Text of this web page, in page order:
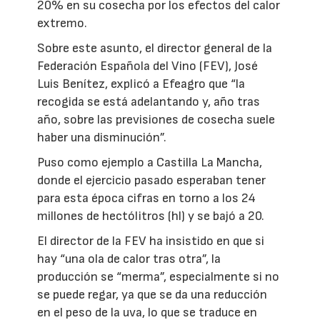
20% en su cosecha por los efectos del calor
extremo.
Sobre este asunto, el director general de la
Federación Española del Vino (FEV), José
Luis Benítez, explicó a Efeagro que “la
recogida se está adelantando y, año tras
año, sobre las previsiones de cosecha suele
haber una disminución”.
Puso como ejemplo a Castilla La Mancha,
donde el ejercicio pasado esperaban tener
para esta época cifras en torno a los 24
millones de hectólitros (hl) y se bajó a 20.
El director de la FEV ha insistido en que si
hay “una ola de calor tras otra”, la
producción se “merma”, especialmente si no
se puede regar, ya que se da una reducción
en el peso de la uva, lo que se traduce en